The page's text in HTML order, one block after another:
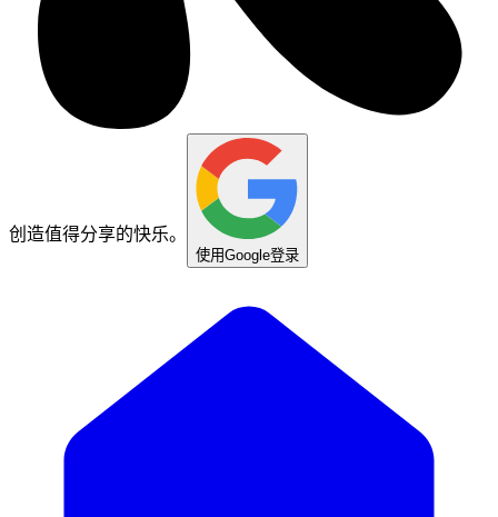
创造值得分享的快乐。
使用Google登录